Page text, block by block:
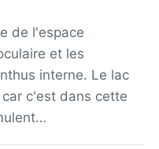
de l'espace
et les
interne. Le lac
c'est dans cette